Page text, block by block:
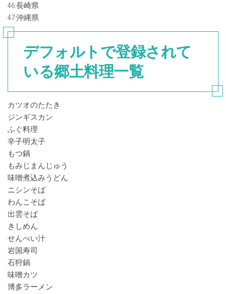
46:長崎県
47:沖縄県
デフォルトで登録されて
いる郷土料理一覧
カツオのたたき
ジンギスカン
ふぐ料理
辛子明太子
もつ鍋
もみじまんじゅう
味噌煮込みうどん
ニシンそば
わんこそば
出雲そば
きしめん
せんべい汁
岩国寿司
石狩鍋
味噌カツ
博多ラーメン